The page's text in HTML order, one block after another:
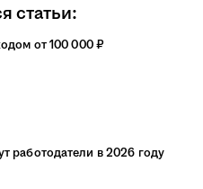
статьи:
от 100 000 ₽
работодатели в 2026 году